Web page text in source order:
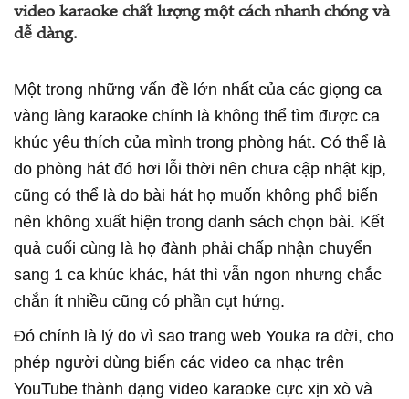
video karaoke chất lượng một cách nhanh chóng và
dễ dàng.
Một trong những vấn đề lớn nhất của các giọng ca
vàng làng karaoke chính là không thể tìm được ca
khúc yêu thích của mình trong phòng hát. Có thể là
do phòng hát đó hơi lỗi thời nên chưa cập nhật kịp,
cũng có thể là do bài hát họ muốn không phổ biến
nên không xuất hiện trong danh sách chọn bài. Kết
quả cuối cùng là họ đành phải chấp nhận chuyển
sang 1 ca khúc khác, hát thì vẫn ngon nhưng chắc
chắn ít nhiều cũng có phần cụt hứng.
Đó chính là lý do vì sao trang web Youka ra đời, cho
phép người dùng biến các video ca nhạc trên
YouTube thành dạng video karaoke cực xịn xò và